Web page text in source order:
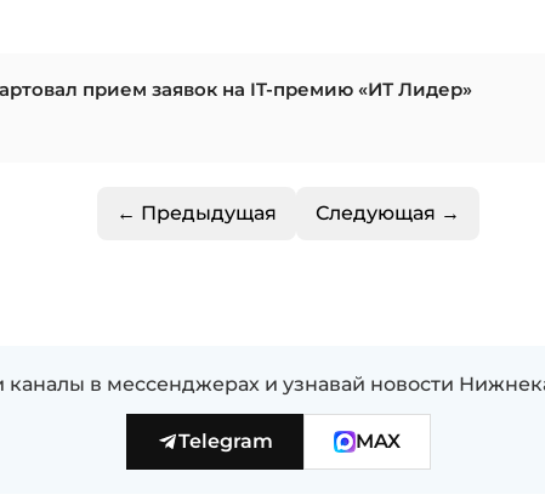
прием заявок на IT-премию «ИТ Лидер»
← Предыдущая Следующая →
в мессенджерах и узнавай новости
Telegram MAX